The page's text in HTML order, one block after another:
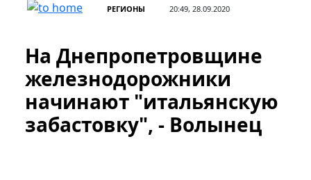
РЕГИОНЫ 20:49, 28.09.2020
На Днепропетровщине
железнодорожники
начинают "итальянскую
забастовку", - Волынец